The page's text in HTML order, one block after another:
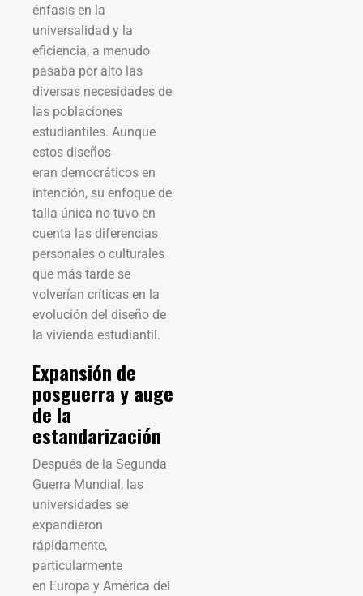
énfasis en la
universalidad y la
eficiencia, a menudo
pasaba por alto las
diversas necesidades de
las poblaciones
estudiantiles. Aunque
estos diseños
eran democráticos en
intención, su enfoque de
talla única no tuvo en
cuenta las diferencias
personales o culturales
que más tarde se
volverían críticas en la
evolución del diseño de
la vivienda estudiantil.
Expansión de
posguerra y auge
de la
estandarización
Después de la Segunda
Guerra Mundial, las
universidades se
expandieron
rápidamente,
particularmente
en Europa y América del